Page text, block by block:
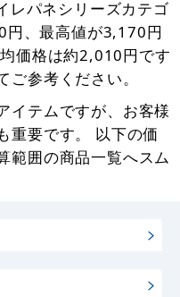
レパネシリーズカテゴ
円、最高値が3,170円
価格は約2,010円です
参考ください。
イテムですが、お客様
重要です。 以下の価
範囲の商品一覧へスム